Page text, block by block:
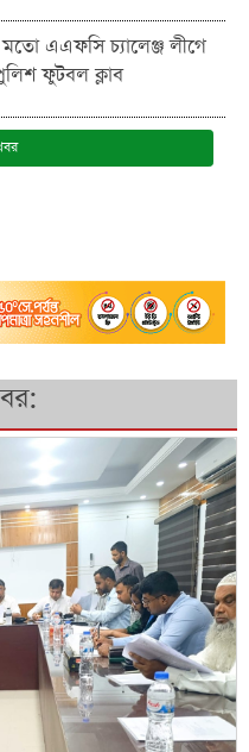
মতো এএফসি চ্যালেঞ্জ লীগে
ফুটবল ক্লাব